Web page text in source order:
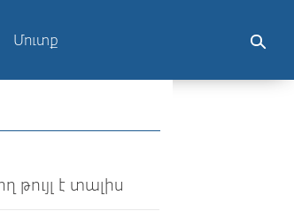
Մուտք
է տալիս